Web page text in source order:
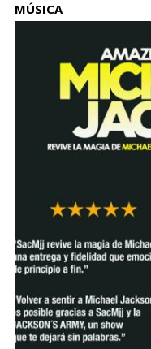
MÚSICA